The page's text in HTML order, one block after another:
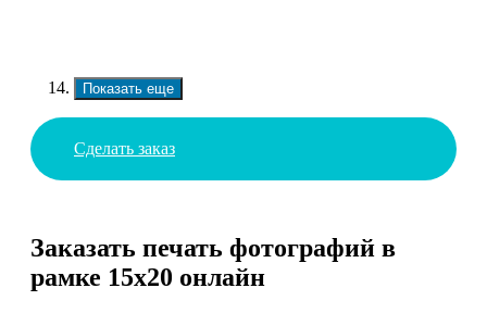
Показать еще
Сделать заказ
Заказать печать фотографий в
рамке 15х20 онлайн